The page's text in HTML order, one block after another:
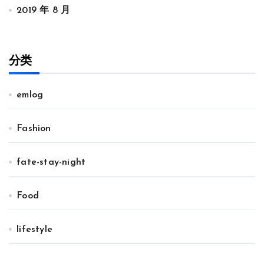
2019 年 8 月
分类
emlog
Fashion
fate-stay-night
Food
lifestyle